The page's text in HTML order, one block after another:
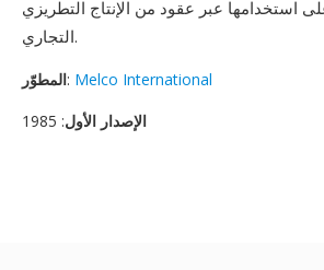
استخدامها عبر عقود من الإنتاج التطريزي
التجاري.
المطوّر: Melco International
الإصدار الأول: 1985